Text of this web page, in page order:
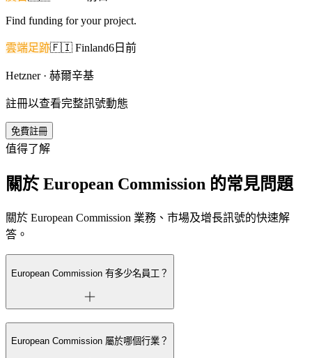
Find funding for your project.
雲端足跡🇫🇮 Finland6日前
Hetzner · 赫爾辛基
註冊以查看完整訊號動態
免費註冊
值得了解
關於 European Commission 的常見問題
關於 European Commission 業務、市場及增長訊號的快速解
答。
European Commission 有多少名員工？
European Commission 屬於哪個行業？